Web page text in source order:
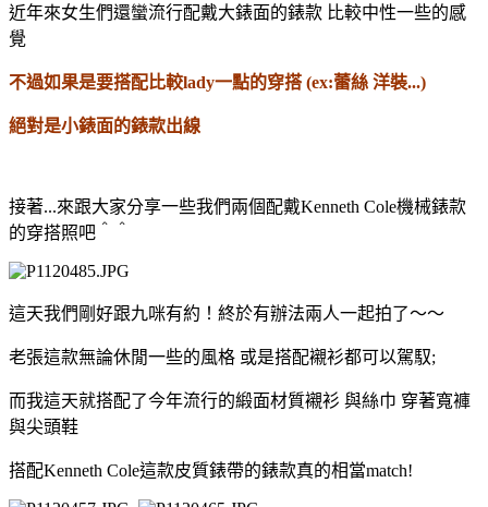
近年來女生們還蠻流行配戴大錶面的錶款 比較中性一些的感
覺
不過如果是要搭配比較lady一點的穿搭 (ex:蕾絲 洋裝...)
絕對是小錶面的錶款出線
接著...來跟大家分享一些我們兩個配戴Kenneth Cole機械錶款
的穿搭照吧＾＾
這天我們剛好跟九咪有約！終於有辦法兩人一起拍了～～
老張這款無論休閒一些的風格 或是搭配襯衫都可以駕馭;
而我這天就搭配了今年流行的緞面材質襯衫 與絲巾 穿著寬褲
與尖頭鞋
搭配Kenneth Cole這款皮質錶帶的錶款真的相當match!